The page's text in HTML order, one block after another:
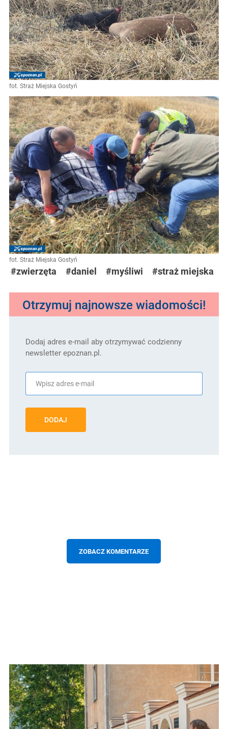
fot. Straż Miejska Gostyń
fot. Straż Miejska Gostyń
#zwierzęta #daniel #myśliwi #straż miejska
Otrzymuj najnowsze wiadomości!
Dodaj adres e-mail aby otrzymywać codzienny
newsletter epoznan.pl.
DODAJ
ZOBACZ KOMENTARZE